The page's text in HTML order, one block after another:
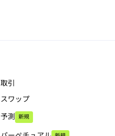
取引
スワップ
予測 新規